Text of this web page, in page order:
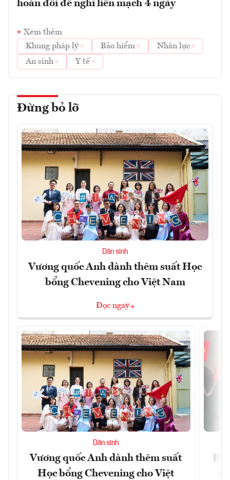
hoán đổi để nghỉ liền mạch 4 ngày
Xem thêm
Khung pháp lý
Bảo hiểm
Nhân lực
An sinh
Y tế
Đừng bỏ lỡ
Dân sinh
Vương quốc Anh dành thêm suất Học
bổng Chevening cho Việt Nam
Đọc ngay
Dân sinh
Vương quốc Anh dành thêm suất
Học bổng Chevening cho Việt
Bộ